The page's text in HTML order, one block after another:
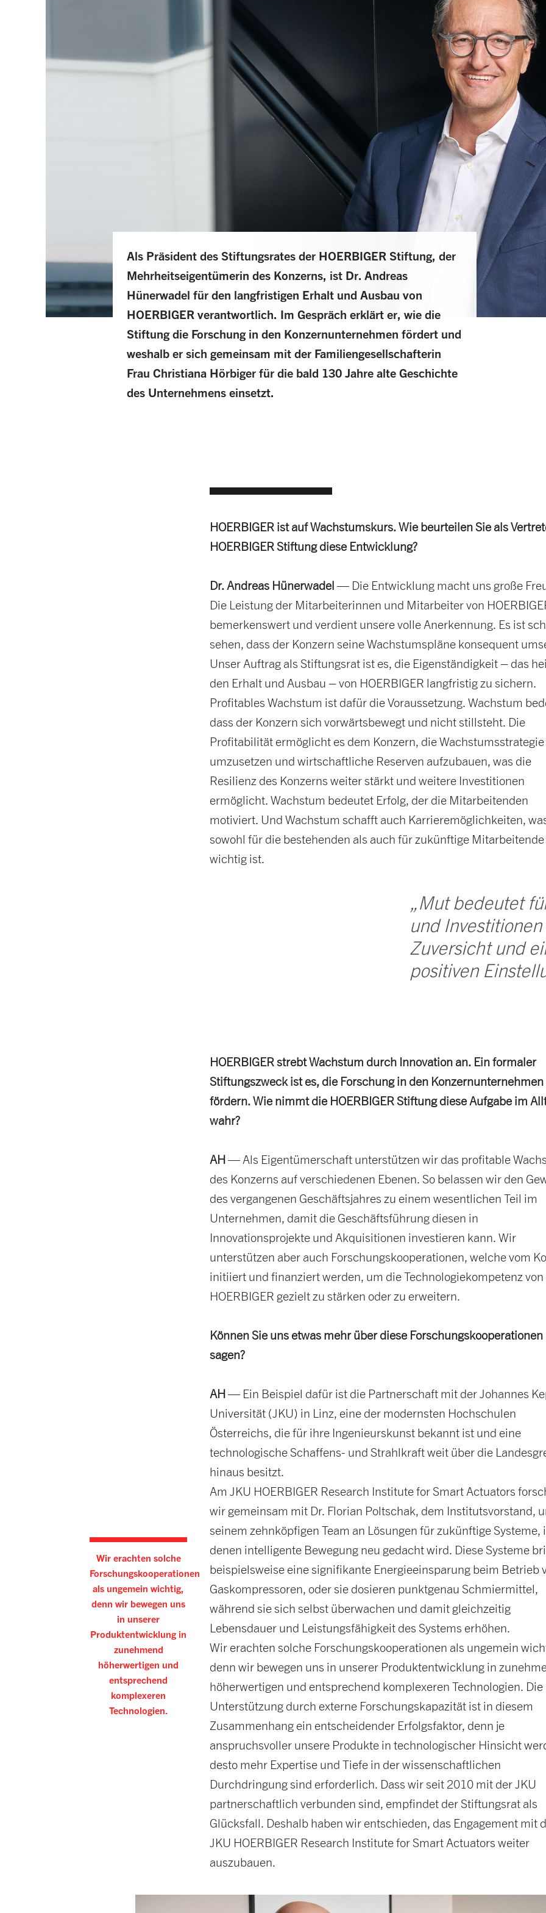
Als Präsident des Stiftungsrates der HOERBIGER Stiftung, der
Mehrheitseigentümerin des Konzerns, ist Dr. Andreas
Hünerwadel für den langfristigen Erhalt und Ausbau von
HOERBIGER verantwortlich. Im Gespräch erklärt er, wie die
Stiftung die Forschung in den Konzernunternehmen fördert und
weshalb er sich gemeinsam mit der Familiengesellschafterin
Frau Christiana Hörbiger für die bald 130 Jahre alte Geschichte
des Unternehmens einsetzt.
HOERBIGER ist auf Wachstumskurs. Wie beurteilen Sie als
HOERBIGER Stiftung diese Entwicklung?
Dr. Andreas Hünerwadel — Die Entwicklung macht uns große
Die Leistung der Mitarbeiterinnen und Mitarbeiter von
bemerkenswert und verdient unsere volle Anerkennung. Es ist
sehen, dass der Konzern seine Wachstumspläne konsequent
Unser Auftrag als Stiftungsrat ist es, die Eigenständigkeit – das
den Erhalt und Ausbau – von HOERBIGER langfristig zu sichern.
Profitables Wachstum ist dafür die Voraussetzung. Wachstum
dass der Konzern sich vorwärtsbewegt und nicht stillsteht. Die
Profitabilität ermöglicht es dem Konzern, die Wachstumsstrategie
umzusetzen und wirtschaftliche Reserven aufzubauen, was die
Resilienz des Konzerns weiter stärkt und weitere Investitionen
ermöglicht. Wachstum bedeutet Erfolg, der die Mitarbeitenden
motiviert. Und Wachstum schafft auch Karrieremöglichkeiten,
sowohl für die bestehenden als auch für zukünftige
wichtig ist.
„Mut bedeutet
und
Zuversicht und
positiven
HOERBIGER strebt Wachstum durch Innovation an. Ein formaler
Stiftungszweck ist es, die Forschung in den Konzernunternehmen
fördern. Wie nimmt die HOERBIGER Stiftung diese Aufgabe im
wahr?
AH— Als Eigentümerschaft unterstützen wir das profitable
des Konzerns auf verschiedenen Ebenen. So belassen wir den
des vergangenen Geschäftsjahres zu einem wesentlichen Teil im
Unternehmen, damit die Geschäftsführung diesen in
Innovationsprojekte und Akquisitionen investieren kann. Wir
unterstützen aber auch Forschungskooperationen, welche vom
initiiert und finanziert werden, um die Technologiekompetenz von
HOERBIGER gezielt zu stärken oder zu erweitern.
Können Sie uns etwas mehr über diese Forschungskooperationen
sagen?
Wir erachten solche
Forschungskooperationen
als ungemein wichtig,
denn wir bewegen uns
in unserer
Produktentwicklung in
zunehmend
höherwertigen und
entsprechend
komplexeren
Technologien.
AH— Ein Beispiel dafür ist die Partnerschaft mit der Johannes
Universität (JKU) in Linz, eine der modernsten Hochschulen
Österreichs, die für ihre Ingenieurskunst bekannt ist und eine
technologische Schaffens- und Strahlkraft weit über die
hinaus besitzt.
Am JKU HOERBIGER Research Institute for Smart Actuators
wir gemeinsam mit Dr. Florian Poltschak, dem Institutsvorstand,
seinem zehnköpfigen Team an Lösungen für zukünftige Systeme,
denen intelligente Bewegung neu gedacht wird. Diese Systeme
beispielsweise eine signifikante Energieeinsparung beim Betrieb
Gaskompressoren, oder sie dosieren punktgenau Schmiermittel,
während sie sich selbst überwachen und damit gleichzeitig
Lebensdauer und Leistungsfähigkeit des Systems erhöhen.
Wir erachten solche Forschungskooperationen als ungemein
denn wir bewegen uns in unserer Produktentwicklung in
höherwertigen und entsprechend komplexeren Technologien. Die
Unterstützung durch externe Forschungskapazität ist in diesem
Zusammenhang ein entscheidender Erfolgsfaktor, denn je
anspruchsvoller unsere Produkte in technologischer Hinsicht
desto mehr Expertise und Tiefe in der wissenschaftlichen
Durchdringung sind erforderlich. Dass wir seit 2010 mit der JKU
partnerschaftlich verbunden sind, empfindet der Stiftungsrat als
Glücksfall. Deshalb haben wir entschieden, das Engagement mit
JKU HOERBIGER Research Institute for Smart Actuators weiter
auszubauen.